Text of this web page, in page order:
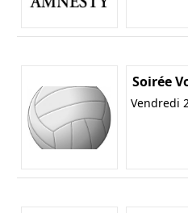
Soirée
Vendredi